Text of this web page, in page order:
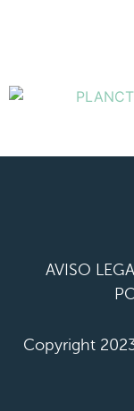
AVISO
Copyright